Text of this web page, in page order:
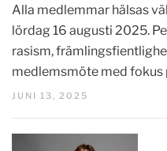
Alla medlemmar hälsas
lördag 16 augusti 2025.
rasism,
medlemsmöte med
JUNI 13, 2025